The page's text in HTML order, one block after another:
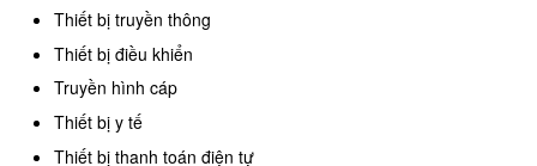
Thiết bị truyền thông
Thiết bị điều khiển
Truyền hình cáp
Thiết bị y tế
Thiết bị thanh toán điện tự